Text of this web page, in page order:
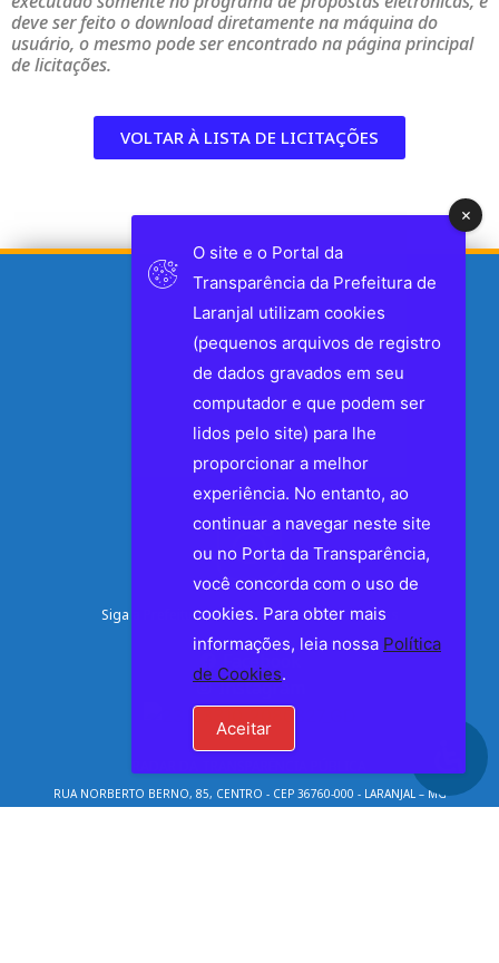
deve ser feito o download diretamente na máquina do
usuário, o mesmo pode ser encontrado na página principal
de licitações.
VOLTAR À LISTA DE LICITAÇÕES
Siga a Prefeitura de Laranjal nas Redes Sociais
Facebook
Instagram
RUA NORBERTO BERNO, 85, CENTRO - CEP 36760-000 - LARANJAL – MG
O site e o Portal da
Transparência da Prefeitura de
Laranjal utilizam cookies
(pequenos arquivos de registro
de dados gravados em seu
computador e que podem ser
lidos pelo site) para lhe
proporcionar a melhor
experiência. No entanto, ao
continuar a navegar neste site
ou no Porta da Transparência,
você concorda com o uso de
cookies. Para obter mais
informações, leia nossa Política
de Cookies.
Aceitar